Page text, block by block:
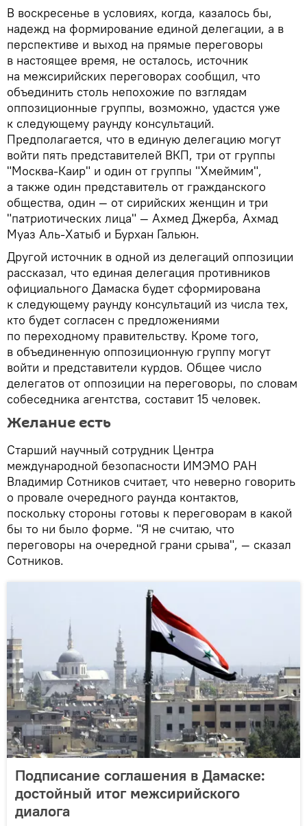
В воскресенье в условиях, когда, казалось бы,
надежд на формирование единой делегации, а в
перспективе и выход на прямые переговоры
в настоящее время, не осталось, источник
на межсирийских переговорах сообщил, что
объединить столь непохожие по взглядам
оппозиционные группы, возможно, удастся уже
к следующему раунду консультаций.
Предполагается, что в единую делегацию могут
войти пять представителей ВКП, три от группы
"Москва-Каир" и один от группы "Хмеймим",
а также один представитель от гражданского
общества, один — от сирийских женщин и три
"патриотических лица" — Ахмед Джерба, Ахмад
Муаз Аль-Хатыб и Бурхан Гальюн.
Другой источник в одной из делегаций оппозиции
рассказал, что единая делегация противников
официального Дамаска будет сформирована
к следующему раунду консультаций из числа тех,
кто будет согласен с предложениями
по переходному правительству. Кроме того,
в объединенную оппозиционную группу могут
войти и представители курдов. Общее число
делегатов от оппозиции на переговоры, по словам
собеседника агентства, составит 15 человек.
Желание есть
Старший научный сотрудник Центра
международной безопасности ИМЭМО РАН
Владимир Сотников считает, что неверно говорить
о провале очередного раунда контактов,
поскольку стороны готовы к переговорам в какой
бы то ни было форме. "Я не считаю, что
переговоры на очередной грани срыва", — сказал
Сотников.
Подписание соглашения в Дамаске:
достойный итог межсирийского
диалога